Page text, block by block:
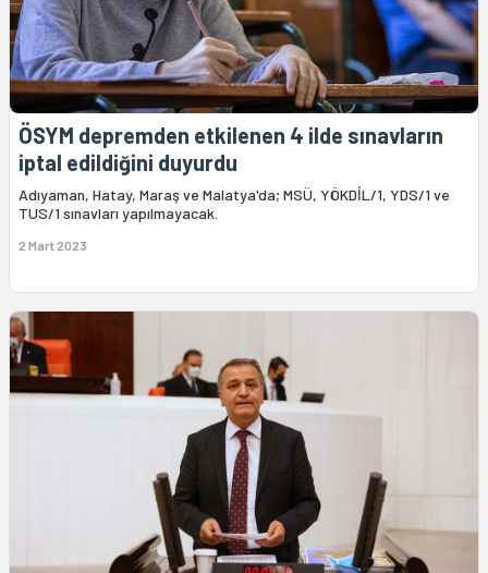
ÖSYM depremden etkilenen 4 ilde sınavların
iptal edildiğini duyurdu
Adıyaman, Hatay, Maraş ve Malatya'da; MSÜ, YÖKDİL/1, YDS/1 ve
TUS/1 sınavları yapılmayacak.
2 Mart 2023